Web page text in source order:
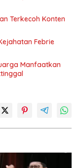
Terkecoh Konten
Febrie
Manfaatkan